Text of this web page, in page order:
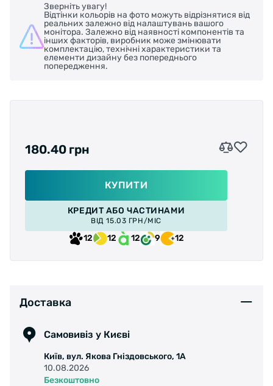
Зверніть увагу!
Відтінки кольорів на фото можуть відрізнятися від
реальних залежно від налаштувань вашого
монітора. Залежно від наявності компонентів та
інших факторів, виробник може змінювати
комплектацію, технічні характеристики та
елементи дизайну без попереднього
попередження.
180.40 грн
КУПИТИ
КРЕДИТ АБО ЧАСТИНАМИ
ВІД 15.03 ГРН/МІС
12 12 12 9 12
Доставка
Самовивіз у Києві
Київ, вул. Якова Гніздовського, 1А
10.08.2026
Безкоштовно